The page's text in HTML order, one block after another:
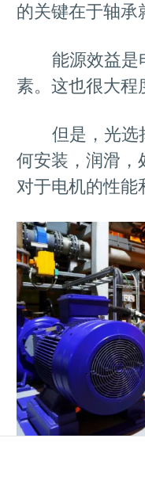
的关键在于轴承
能源效益是
素。这也很大程
但是，光选
何安装，润滑，
对于电机的性能